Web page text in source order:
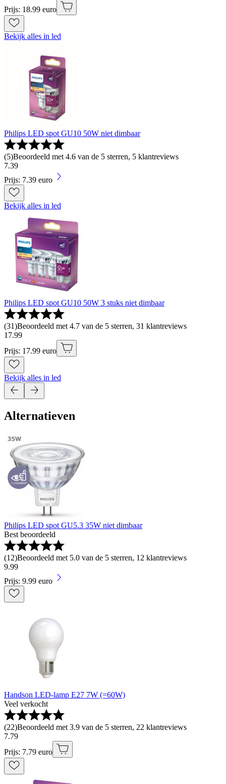
Prijs: 18.99 euro
Bekijk alles in led
Philips LED spot GU10 50W niet dimbaar
(5)Beoordeeld met 4.6 van de 5 sterren, 5 klantreviews
7.39
Prijs: 7.39 euro
Bekijk alles in led
Philips LED spot GU10 50W 3 stuks niet dimbaar
(31)Beoordeeld met 4.7 van de 5 sterren, 31 klantreviews
17.99
Prijs: 17.99 euro
Bekijk alles in led
Alternatieven
Philips LED spot GU5.3 35W niet dimbaar
Best beoordeeld
(12)Beoordeeld met 5.0 van de 5 sterren, 12 klantreviews
9.99
Prijs: 9.99 euro
Handson LED-lamp E27 7W (=60W)
Veel verkocht
(22)Beoordeeld met 3.9 van de 5 sterren, 22 klantreviews
7.79
Prijs: 7.79 euro